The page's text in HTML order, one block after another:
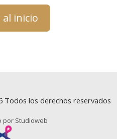
al inicio
los derechos reservados
por Studioweb